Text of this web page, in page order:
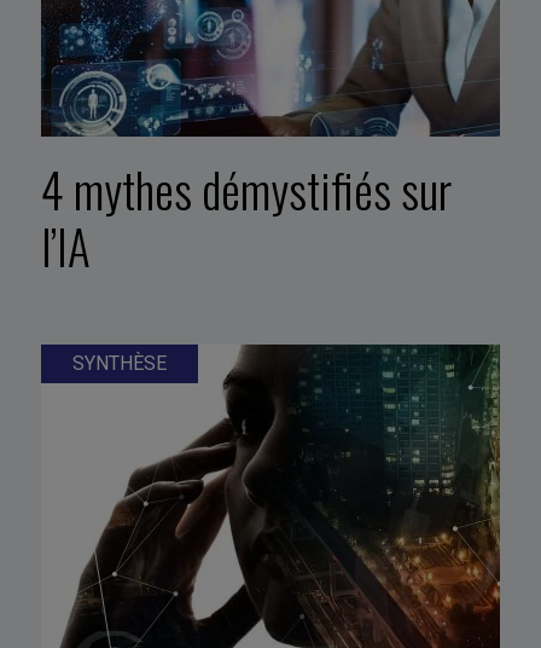
4 mythes démystifiés sur
l’IA
SYNTHÈSE